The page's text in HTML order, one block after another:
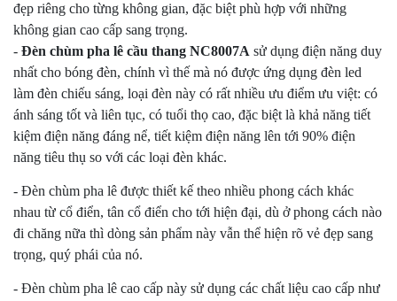
đẹp riêng cho từng không gian, đặc biệt phù hợp với những
không gian cao cấp sang trọng.
- Đèn chùm pha lê cầu thang NC8007A sử dụng điện năng duy
nhất cho bóng đèn, chính vì thế mà nó được ứng dụng đèn led
làm đèn chiếu sáng, loại đèn này có rất nhiều ưu điểm ưu việt: có
ánh sáng tốt và liên tục, có tuổi thọ cao, đặc biệt là khả năng tiết
kiệm điện năng đáng nể, tiết kiệm điện năng lên tới 90% điện
năng tiêu thụ so với các loại đèn khác.
- Đèn chùm pha lê được thiết kế theo nhiều phong cách khác
nhau từ cổ điển, tân cổ điển cho tới hiện đại, dù ở phong cách nào
đi chăng nữa thì dòng sản phẩm này vẫn thể hiện rõ vẻ đẹp sang
trọng, quý phái của nó.
- Đèn chùm pha lê cao cấp này sử dụng các chất liệu cao cấp như